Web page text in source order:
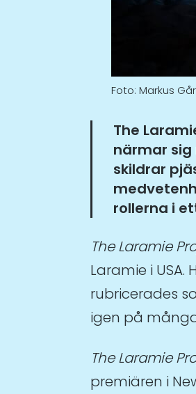
Foto: Markus
The
närmar sig
skildrar
rollerna i
The Laramie
Laramie i
rubricerades
igen på
The Laramie
premiären i